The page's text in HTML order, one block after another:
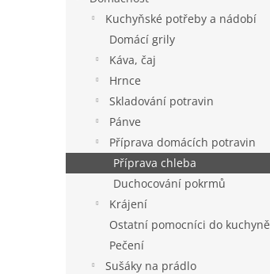
Kuchyňské potřeby a nádobí
Domácí grily
Káva, čaj
Hrnce
Skladování potravin
Pánve
Příprava domácích potravin
Příprava chleba
Duchocování pokrmů
Krájení
Ostatní pomocníci do kuchyně
Pečení
Sušáky na prádlo